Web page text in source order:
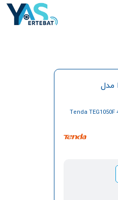
مدل
Tenda